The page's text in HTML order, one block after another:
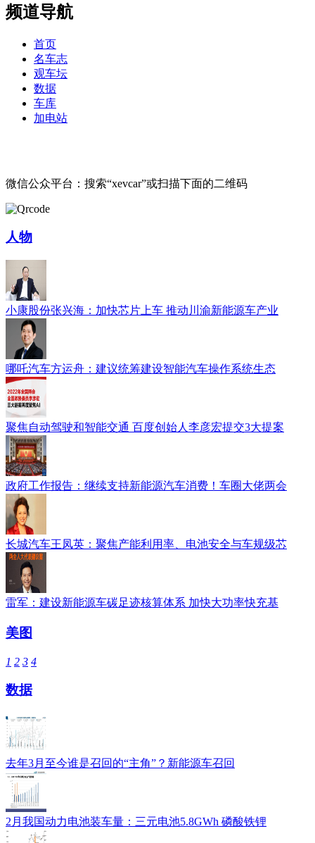
频道导航
首页
名车志
观车坛
数据
车库
加电站
微信公众平台：搜索“xevcar”或扫描下面的二维码
人物
小康股份张兴海：加快芯片上车 推动川渝新能源车产业
哪吒汽车方运舟：建议统筹建设智能汽车操作系统生态
聚焦自动驾驶和智能交通 百度创始人李彦宏提交3大提案
政府工作报告：继续支持新能源汽车消费！车圈大佬两会
长城汽车王凤英：聚焦产能利用率、电池安全与车规级芯
雷军：建设新能源车碳足迹核算体系 加快大功率快充基
美图
1 2 3 4
数据
去年3月至今谁是召回的“主角”？新能源车召回
2月我国动力电池装车量：三元电池5.8GWh 磷酸铁锂